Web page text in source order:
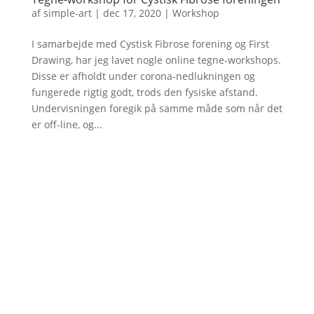
afsimple-art| dec 17, 2020| Workshop
I samarbejde med Cystisk Fibrose forening og First
Drawing, har jeg lavet nogle online tegne-workshops.
Disse er afholdt under corona-nedlukningen og
fungerede rigtig godt, trods den fysiske afstand.
Undervisningen foregik på samme måde som når det
er off-line, og...